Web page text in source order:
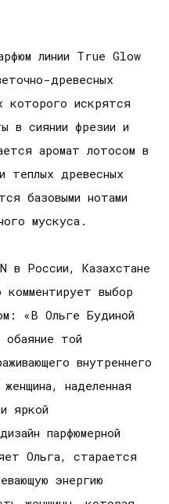
линии True Glow
древесных
которого искрятся
в сиянии фрезии и
аромат лотосом в
теплых древесных
базовыми нотами
мускуса.
в России, Казахстане
выбор
«В Ольге Будиной
обаяние той
внутреннего
наделенная
яркой
парфюмерной
Ольга, старается
энергию